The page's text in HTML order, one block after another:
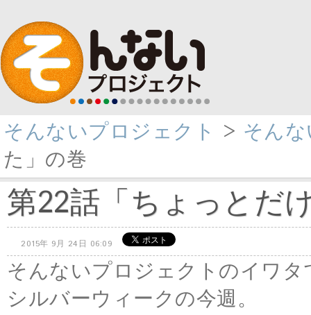
そんないプロジェクト > そん
た」の巻
第22話「ちょっとだ
2015年 9月 24日 06:09
そんないプロジェクトのイワタ
シルバーウィークの今週。